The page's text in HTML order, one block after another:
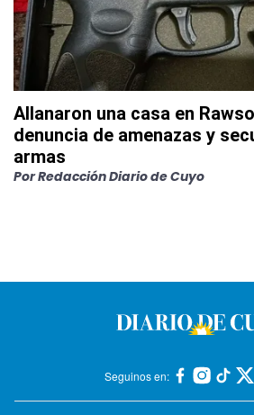
Allanaron una casa en
denuncia de amenazas y
armas
PorRedacción Diario de Cuyo
Seguinos en: